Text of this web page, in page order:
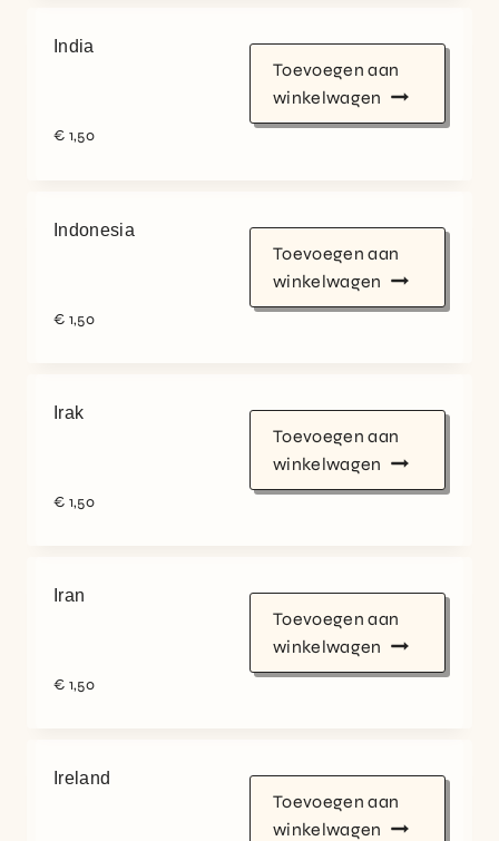
India
€ 1,50
Toevoegen aan
winkelwagen
Indonesia
€ 1,50
Toevoegen aan
winkelwagen
Irak
€ 1,50
Toevoegen aan
winkelwagen
Iran
€ 1,50
Toevoegen aan
winkelwagen
Ireland
Toevoegen aan
winkelwagen